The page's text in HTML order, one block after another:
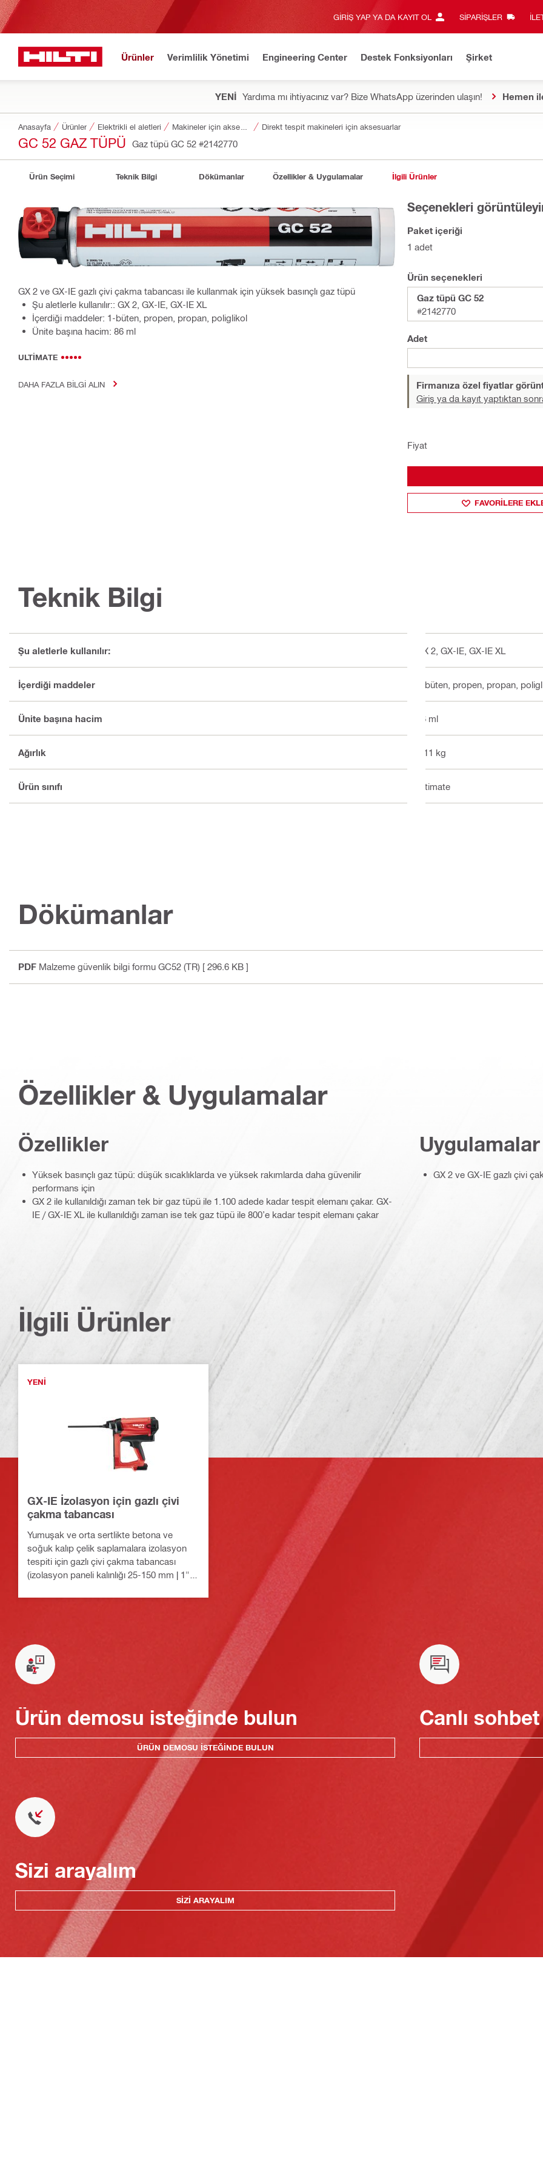
GIRIŞ YAP YA DA KAYIT OL SIPARIŞLER
Ürünler Verimlilik Yönetimi Engineering Center Destek Fonksiyonları Şirket
YENİ Yardıma mı ihtiyacınız var? Bize WhatsApp üzerinden ulaşın! Hemen
Anasayfa Ürünler Elektrikli el aletleri Direkt tespit makineleri için aksesuarlar
GC 52 GAZ TÜPÜ Gaz tüpü GC 52 #2142770
Ürün Seçimi Teknik Bilgi Dökümanlar Özellikler & Uygulamalar İlgili Ürünler
GX 2 ve GX-IE gazlı çivi çakma tabancası ile kullanmak için yüksek basınçlı gaz tüpü
Şu aletlerle kullanılır:: GX 2, GX-IE, GX-IE XL
İçerdiği maddeler: 1-büten, propen, propan, poliglikol
Ünite başına hacim: 86 ml
ULTIMATE
DAHA FAZLA BILGI ALIN
Seçenekleri
Paket içeriği
1 adet
Ürün seçenekleri
Gaz tüpü GC 52
#2142770
Adet
Firmanıza özel fiyatlar
Giriş ya da kayıt yaptıktan
Fiyat
FAVORILERE
Teknik Bilgi
Şu aletlerle kullanılır: GX 2, GX-IE, GX-IE XL
İçerdiği maddeler 1-büten, propen, propan,
Ünite başına hacim 86 ml
Ağırlık 0.11 kg
Ürün sınıfı Ultimate
Dökümanlar
PDF Malzeme güvenlik bilgi formu GC52 (TR) [ 296.6 KB ]
Özellikler & Uygulamalar
Özellikler
Yüksek basınçlı gaz tüpü: düşük sıcaklıklarda ve yüksek rakımlarda daha güvenilir
performans için
GX 2 ile kullanıldığı zaman tek bir gaz tüpü ile 1.100 adede kadar tespit elemanı çakar. GX-
IE / GX-IE XL ile kullanıldığı zaman ise tek gaz tüpü ile 800’e kadar tespit elemanı çakar
Uygulamalar
GX 2 ve GX-IE gazlı çivi
İlgili Ürünler
YENI
GX-IE İzolasyon için gazlı çivi
çakma tabancası
Yumuşak ve orta sertlikte betona ve
soğuk kalıp çelik saplamalara izolasyon
tespiti için gazlı çivi çakma tabancası
(izolasyon paneli kalınlığı 25-150 mm | 1" –
Ürün demosu isteğinde bulun
ÜRÜN DEMOSU ISTEĞINDE BULUN
Canlı
Sizi arayalım
SIZI ARAYALIM